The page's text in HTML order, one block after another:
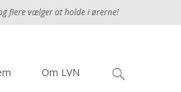
flere vælger at holde i ørerne!
Om LVN
Søg
efter: